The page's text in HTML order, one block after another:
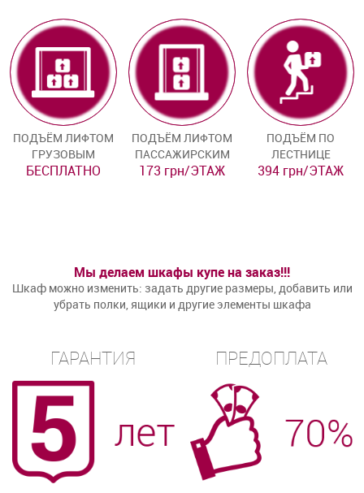
ПОДЪЁМ ЛИФТОМ
ГРУЗОВЫМ
БЕСПЛАТНО
ПОДЪЁМ ЛИФТОМ
ПАССАЖИРСКИМ
173 грн/ЭТАЖ
ПОДЪЁМ ПО
ЛЕСТНИЦЕ
394 грн/ЭТАЖ
Мы делаем шкафы купе на заказ!!!
Шкаф можно изменить: задать другие размеры, добавить или
убрать полки, ящики и другие элементы шкафа
ГАРАНТИЯ ПРЕДОПЛАТА